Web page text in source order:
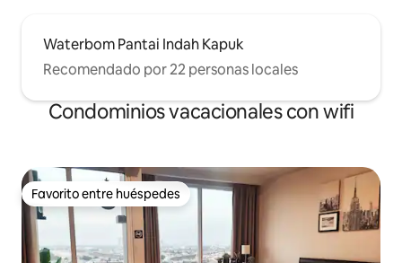
Waterbom Pantai Indah Kapuk
Recomendado por 22 personas locales
Condominios vacacionales con wifi
Favorito entre huéspedes
Favorito entre huéspedes